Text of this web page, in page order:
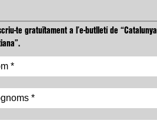
te gratuïtament a l’e-butlletí de “Catalunya